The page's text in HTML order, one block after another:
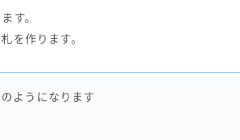
す。
を作ります。
ようになります